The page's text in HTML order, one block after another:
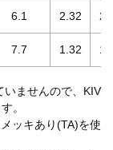
6.1 2.32
7.7 1.32
ませんので、KIV
。
ッキあり(TA)を使